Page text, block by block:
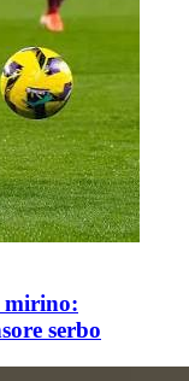
mirino:
serbo